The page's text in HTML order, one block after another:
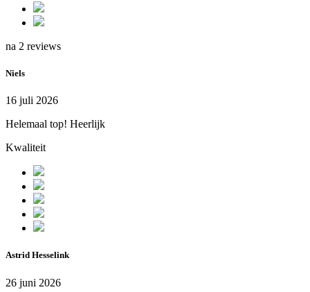
na 2 reviews
Niels
16 juli 2026
Helemaal top! Heerlijk
Kwaliteit
Astrid Hesselink
26 juni 2026